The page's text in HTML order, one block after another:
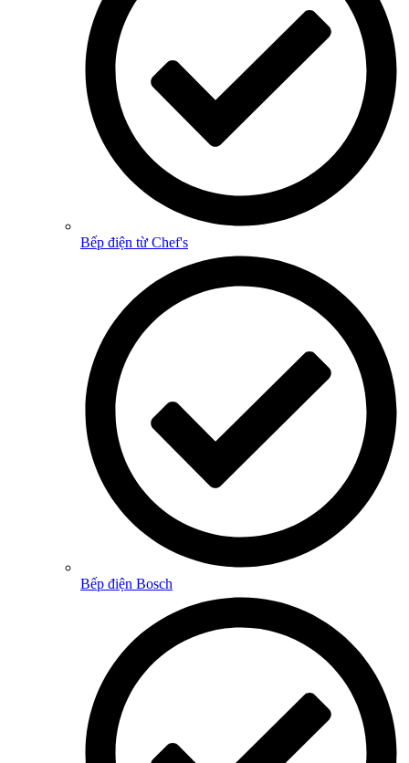
Bếp điện từ Chef's
Bếp điện Bosch